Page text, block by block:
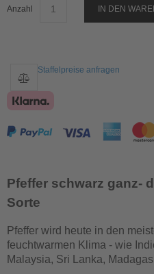
Anzahl IN DEN
Staffelpreise anfragen
Pfeffer schwarz ganz-
Sorte
Pfeffer wird heute in den
feuchtwarmen Klima - wie
Malaysia, Sri Lanka,